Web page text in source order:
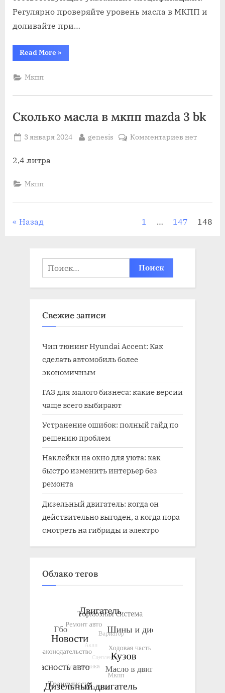
Регулярно проверяйте уровень масла в МКПП и
доливайте при…
Read More“Что
заливать
»
Мкпп
Сколько масла в мкпп mazda 3 bk
Posted
3 января 2024 By
genesis Комментариевк
3
нет
2,4 литра
Мкпп
Пагинация
Назад 1 … 147 148
Найти:
Свежие записи
Чип тюнинг Hyundai Accent: Как
сделать автомобиль более
экономичным
ГАЗ для малого бизнеса: какие версии
чаще всего выбирают
Устранение ошибок: полный гайд по
решению проблем
Наклейки на окно для уюта: как
быстро изменить интерьер без
ремонта
Дизельный двигатель: когда он
действительно выгоден, а когда пора
смотреть на гибриды и электро
Облако тегов